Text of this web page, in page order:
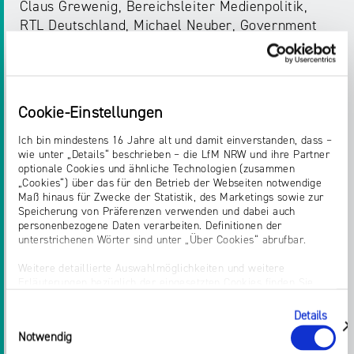
Cookie-Einstellungen
Ich bin mindestens 16 Jahre alt und damit einverstanden, dass –
wie unter „Details“ beschrieben – die LfM NRW und ihre Partner
optionale Cookies und ähnliche Technologien (zusammen
„Cookies“) über das für den Betrieb der Webseiten notwendige
Maß hinaus für Zwecke der Statistik, des Marketings sowie zur
Speicherung von Präferenzen verwenden und dabei auch
personenbezogene Daten verarbeiten. Definitionen der
unterstrichenen Wörter sind unter „Über Cookies“ abrufbar.
Weitere detaillierte Auswahlmöglichkeiten und weitere
„Einwilligung ändern“ in der Datenschutzerklärung aufgerufen
werden. Dort können Sie auch Ihre Einwilligung jederzeit mit
Wirkung für die Zukunft widerrufen. Die vollständige Ablehnung
Notwendig
Details
zeigen
Claus Grewenig, Bereichsleiter Medienpolitik,
RTL Deutschland, Michael Neuber, Government
Affairs und Public Policy Manager, Google
Germany und Marie-Teresa Weber, Public Policy
Über die Herausforderungen von
Transparenzansätzen und
Diskriminierungsverboten mit Blick auf die
bundesdeutsche sowie EU- Regulierungsebene
aus rechtlicher Perspektive referierte Dr.
Stephan Dreyer, Senior Researcher Medienrecht
& Media Governance, Leibniz-Institut für
Medienregulierung in Deutschland und Europa
und welche Rolle die staatsferne Ausgestaltung
der Regulierung haben kann, diskutierten im